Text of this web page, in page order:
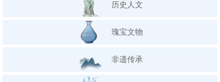
历史人文
瑰宝文物
非遗传承